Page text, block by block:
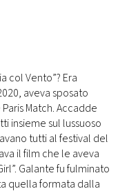
col Vento”? Era
aveva sposato
Match. Accadde
insieme sul lussuoso
tutti al festival del
il film che le aveva
Galante fu fulminato
quella formata dalla